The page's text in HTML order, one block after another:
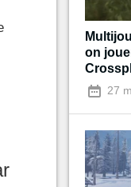
on
27